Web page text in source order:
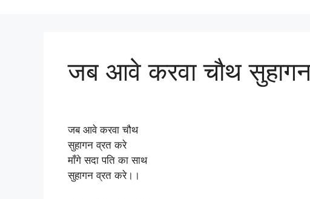
जब आवे करवा चौथ
जब आवे करवा चौथ
सुहागन व्रत करे
माँगे सदा पति का साथ
सुहागन व्रत करे।।